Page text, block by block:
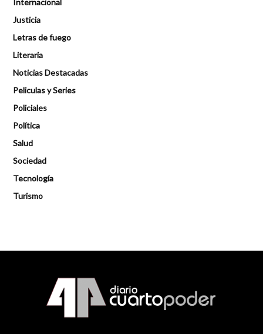
Internacional
Justicia
Letras de fuego
Literaria
Noticias Destacadas
Peliculas y Series
Policiales
Política
Salud
Sociedad
Tecnología
Turismo